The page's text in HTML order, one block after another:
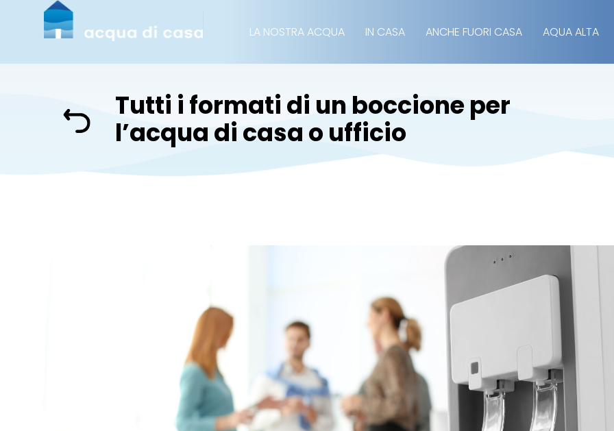
LA NOSTRA ACQUA IN CASA ANCHE FUORI CASA AQUA ALTA
Tutti i formati di un boccione per
l’acqua di casa o ufficio